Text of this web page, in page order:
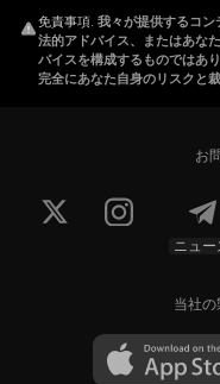
免責事項. 我々が提供するコン
法的アドバイス、またはあな
バイスを構成するものではあ
完全にあなた自身のリスクと
お
ニュー
当社